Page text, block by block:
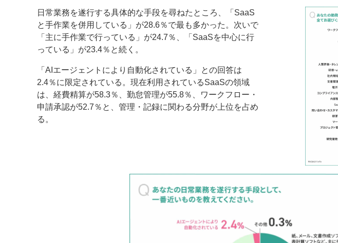
日常業務を遂行する具体的な手段を尋ねたところ、「SaaS
と手作業を併用している」が28.6％で最も多かった。次いで
「主に手作業で行っている」が24.7％、「SaaSを中心に行
っている」が23.4％と続く。
「AIエージェントにより自動化されている」との回答は
2.4％に限定されている。現在利用されているSaaSの領域
は、経費精算が58.3％、勤怠管理が55.8％、ワークフロー・
申請承認が52.7％と、管理・記録に関わる分野が上位を占め
る。